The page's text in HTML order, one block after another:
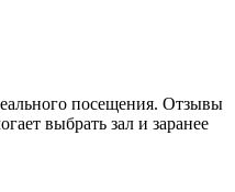
посещения. Отзывы
выбрать зал и заранее